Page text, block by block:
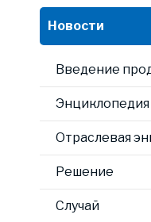
Новости
Введение
Отраслевая
Решение
Случай